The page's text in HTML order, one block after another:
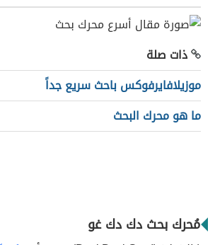
ذات صلة
موزيلافايرفوكس باحث سريع جداً
ما هو محرك البحث
مُحرك بحث دك دك غو